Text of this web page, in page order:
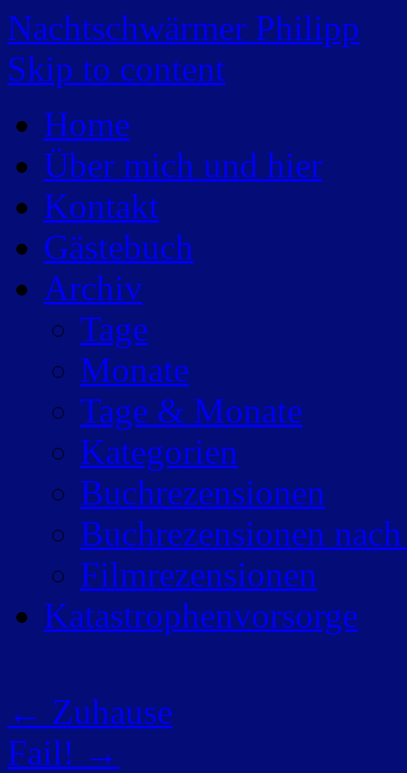
Nachtschwärmer Philipp
Skip to content
Home
Über mich und hier
Kontakt
Gästebuch
Archiv
Tage
Monate
Tage & Monate
Kategorien
Buchrezensionen
Buchrezensionen
Filmrezensionen
Katastrophenvorsorge
← Zuhause
Fail! →